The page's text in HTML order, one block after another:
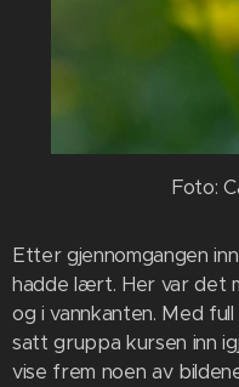
Foto:
Etter gjennomgangen
hadde lært. Her var det
og i vannkanten. Med
satt gruppa kursen inn
vise frem noen av